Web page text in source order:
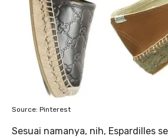
Source: Pinterest
Sesuai namanya, nih, Espardilles